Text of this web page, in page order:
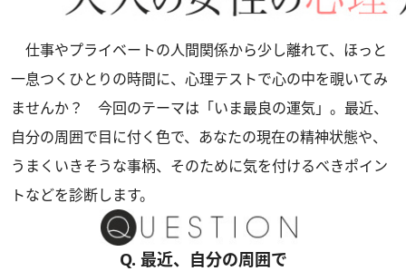
仕事やプライベートの人間関係から少し離れて、ほっと
一息つくひとりの時間に、心理テストで心の中を覗いてみ
ませんか？ 今回のテーマは「いま最良の運気」。最近、
自分の周囲で目に付く色で、あなたの現在の精神状態や、
うまくいきそうな事柄、そのために気を付けるべきポイン
トなどを診断します。
Q. 最近、自分の周囲で